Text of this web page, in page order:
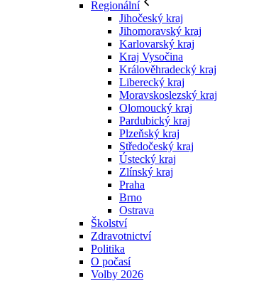
Regionální
Jihočeský kraj
Jihomoravský kraj
Karlovarský kraj
Kraj Vysočina
Králověhradecký kraj
Liberecký kraj
Moravskoslezský kraj
Olomoucký kraj
Pardubický kraj
Plzeňský kraj
Středočeský kraj
Ústecký kraj
Zlínský kraj
Praha
Brno
Ostrava
Školství
Zdravotnictví
Politika
O počasí
Volby 2026